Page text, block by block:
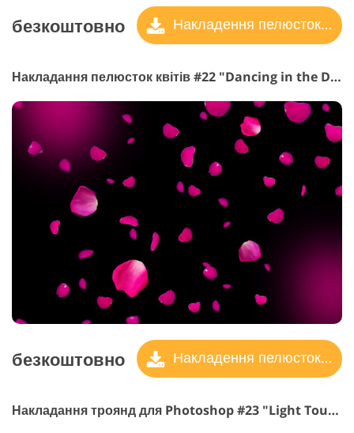
безкоштовно Накладення пелюсток троянд
Накладання пелюсток квітів #22 "Dancing in the Dark"
безкоштовно Накладення пелюсток троянд
Накладання троянд для Photoshop #23 "Light Touch"